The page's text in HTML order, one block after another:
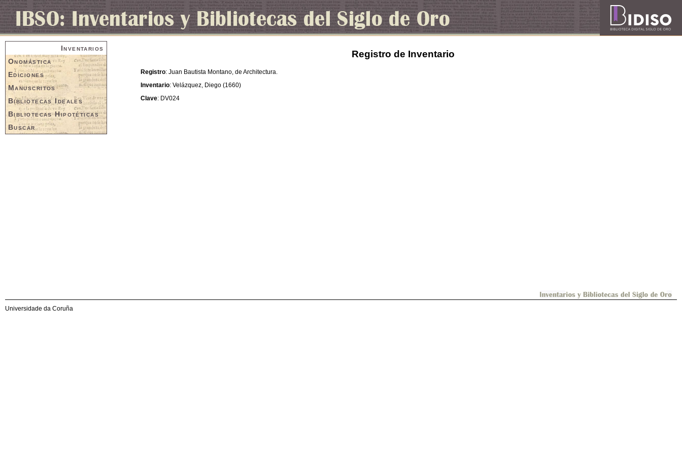
Inventarios
Onomástica
Ediciones
Manuscritos
Bibliotecas Ideales
Bibliotecas Hipotéticas
Buscar
Registro de Inventario
Registro: Juan Bautista Montano, de Architectura.
Inventario: Velázquez, Diego (1660)
Clave: DV024
Universidade da Coruña